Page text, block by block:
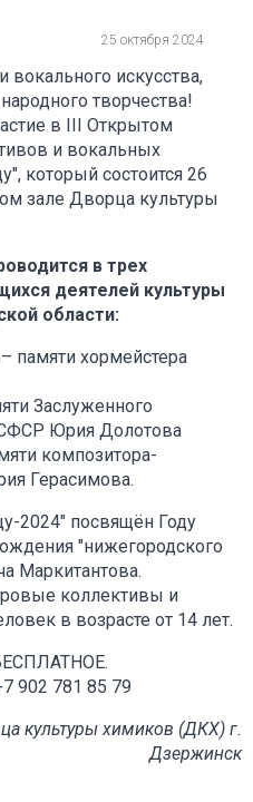
25 октября 2024
искусства,
творчества!
в III Открытом
и вокальных
который состоится 26
зале Дворца культуры
в трех
деятелей культуры
области:
памяти хормейстера
Заслуженного
Юрия Долотова
композитора-
Герасимова.
2024" посвящён Году
"нижегородского
Маркитантова.
коллективы и
в возрасте от 14 лет.
902 781 85 79
культуры химиков (ДКХ) г.
Дзержинск